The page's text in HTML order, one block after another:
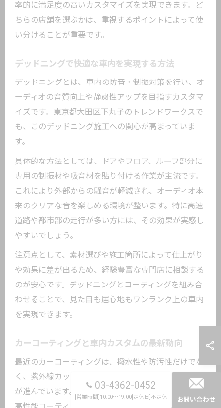
率的に満足度の高いカスタマイズを実現できます。ど
ちらの店舗を選ぶかは、重視するポイントによって使
い分けることが重要です。
デッドニングで快適な車内を実現する方法
デッドニングとは、車内の防音・制振対策を行い、オ
ーディオの音質向上や静粛性アップを目指すカスタマ
イズです。東京都大田区下丸子のトレンドワークスで
も、このデッドニング施工への関心が高まっていま
す。
具体的な方法としては、ドアやフロア、ルーフ部分に
専用の制振材や吸音材を貼り付ける作業が主流です。
これにより外部からの騒音が軽減され、オーディオ本
来のクリアな音を楽しめる環境が整います。特に高速
道路や都市部の走行が多い方には、その効果が実感し
やすいでしょう。
注意点として、素材選びや施工箇所によって仕上がり
や効果に差が出るため、経験豊富な専門店に相談する
のが安心です。デッドニングとコーティングを組み合
わせることで、見た目も居心地もワンランク上の車内
を実現できます。
カーコーティングと車内カスタムの最新動向
最近のカーコーティングは、撥水性や防汚性だけでな
く、紫外線カットや長期間の美観維持など、多機能化
が進んでいます。東京都大田区下丸子でも、こうした
03-4362-0452
[営業時間]10:00～19:00[定休日]不定休 お問い合わせ